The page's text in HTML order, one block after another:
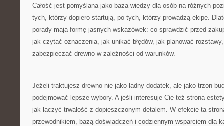
Całość jest pomyślana jako baza wiedzy dla osób na różnych
tych, którzy dopiero startują, po tych, którzy prowadzą ekipę.
porady mają formę jasnych wskazówek: co sprawdzić przed
jak czytać oznaczenia, jak unikać błędów, jak planować
zabezpieczać drewno w zależności od warunków.
Jeżeli traktujesz drewno nie jako ładny dodatek, ale jako trzon
podejmować lepsze wybory. A jeśli interesuje Cię też strona
jak łączyć trwałość z dopieszczonym detalem. W efekcie ta
przewodnikiem, bazą doświadczeń i codziennym wsparciem dla